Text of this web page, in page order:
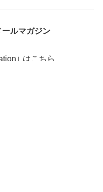
ルマガジン
」 はこちら